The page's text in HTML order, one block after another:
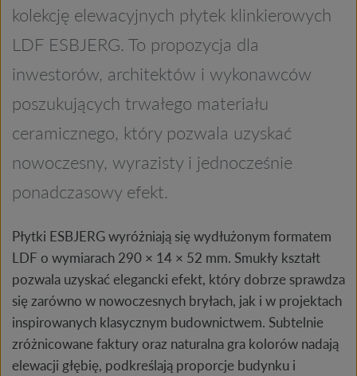
kolekcję elewacyjnych płytek klinkierowych
LDF ESBJERG. To propozycja dla
inwestorów, architektów i wykonawców
poszukujących trwałego materiału
ceramicznego, który pozwala uzyskać
nowoczesny, wyrazisty i jednocześnie
ponadczasowy efekt.
Płytki ESBJERG wyróżniają się wydłużonym formatem
LDF o wymiarach 290 × 14 × 52 mm. Smukły kształt
pozwala uzyskać elegancki efekt, który dobrze sprawdza
się zarówno w nowoczesnych bryłach, jak i w projektach
inspirowanych klasycznym budownictwem. Subtelnie
zróżnicowane faktury oraz naturalna gra kolorów nadają
elewacji głębię, podkreślają proporcje budynku i